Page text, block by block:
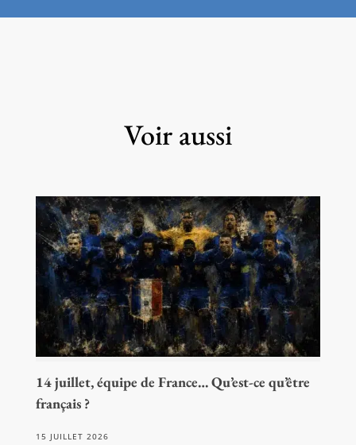
Voir aussi
14 juillet, équipe de France… Qu’est-ce qu’être
français ?
15 JUILLET 2026